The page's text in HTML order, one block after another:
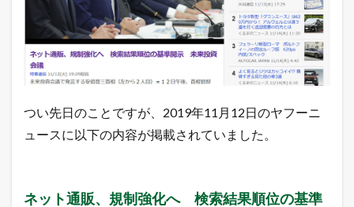
ッ
ト
通
販
の
が
強
ネ
つい先日のことですが、2019年11月12日のヤフーニ
ュースに以下の内容が掲載されていました。
ネット通販、規制強化へ 検索結果順位の基準